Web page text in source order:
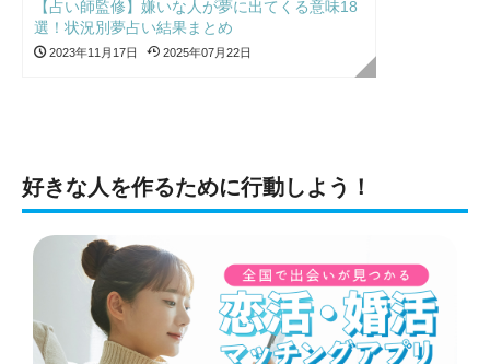
【占い師監修】嫌いな人が夢に出てくる意味18
選！状況別夢占い結果まとめ
2023年11月17日 2025年07月22日
好きな人を作るために行動しよう！